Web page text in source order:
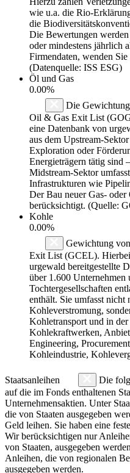
wie u.a. die Rio-
die
Die Bewertungen
oder mindestens jährlich
Firmendaten, wenden
(Datenquelle: ISS ESG)
Öl und Gas
0.00%
Die
Oil & Gas Exit List
eine Datenbank von
aus dem Upstream-
Exploration oder
Energieträgern tätig sind
Midstream-Sektor
Infrastrukturen wie
Der Bau neuer Gas-
berücksichtigt. (Quelle:
Kohle
0.00%
Gewichtung
Exit List (GCEL). Hierbei
urgewald bereitgestellte
über 1.600 Unternehmen
Tochtergesellschaften
enthält. Sie umfasst
Kohleverstromung,
Kohletransport und in
Kohlekraftwerken,
Engineering,
Kohleindustrie,
Staatsanleihen
Die
auf die im Fonds enthaltenen
Unternehmensaktien. Unter
die von Staaten ausgegeben
Geld leihen. Sie haben eine
Wir berücksichtigen nur
von Staaten, ausgegeben
Anleihen, die von regionalen
ausgegeben werden.